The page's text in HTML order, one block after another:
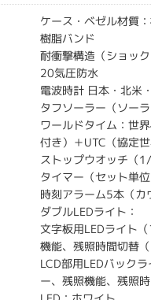
ケース・ベゼル材質
樹脂バンド
耐衝撃構造（ショック
20気圧防水
電波時計 日本・北米
タフソーラー（ソー
ワールドタイム：世
付き）＋UTC（協定
ストップウオッチ（
タイマー（セット単
時刻アラーム5本（
ダブルLEDライト：
文字板用LEDライト
機能、残照時間切替
LCD部用LEDバック
ー、残照機能、残照